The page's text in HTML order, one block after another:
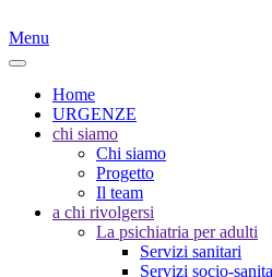
Menu
Home
URGENZE
chi siamo
Chi siamo
Progetto
Il team
a chi rivolgersi
La psichiatria per adulti
Servizi sanitari
Servizi socio-